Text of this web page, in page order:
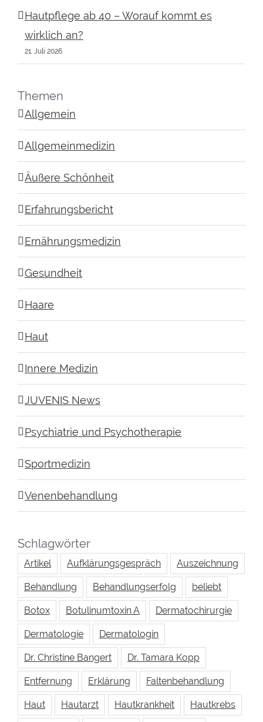
Hautpflege ab 40 – Worauf kommt es
wirklich an?
21. Juli 2026
Themen
Allgemein
Allgemeinmedizin
Äußere Schönheit
Erfahrungsbericht
Ernährungsmedizin
Gesundheit
Haare
Haut
Innere Medizin
JUVENIS News
Psychiatrie und Psychotherapie
Sportmedizin
Venenbehandlung
Schlagwörter
Artikel Aufklärungsgespräch Auszeichnung
Behandlung Behandlungserfolg beliebt
Botox Botulinumtoxin A Dermatochirurgie
Dermatologie Dermatologin
Dr. Christine Bangert Dr. Tamara Kopp
Entfernung Erklärung Faltenbehandlung
Haut Hautarzt Hautkrankheit Hautkrebs